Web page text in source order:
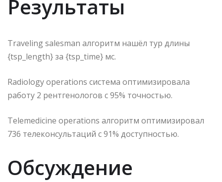
Результаты
Traveling salesman алгоритм нашёл тур длины
{tsp_length} за {tsp_time} мс.
Radiology operations система оптимизировала
работу 2 рентгенологов с 95% точностью.
Telemedicine operations алгоритм оптимизировал
736 телеконсультаций с 91% доступностью.
Обсуждение